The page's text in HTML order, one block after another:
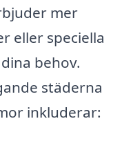
mer
eller speciella
behov.
städerna
inkluderar: